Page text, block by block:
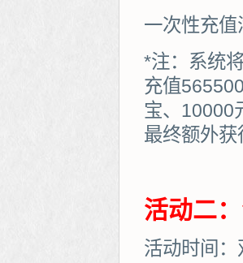
一次性充
*注：系统
充值
宝、10000
最终额外
活动二
活动时间